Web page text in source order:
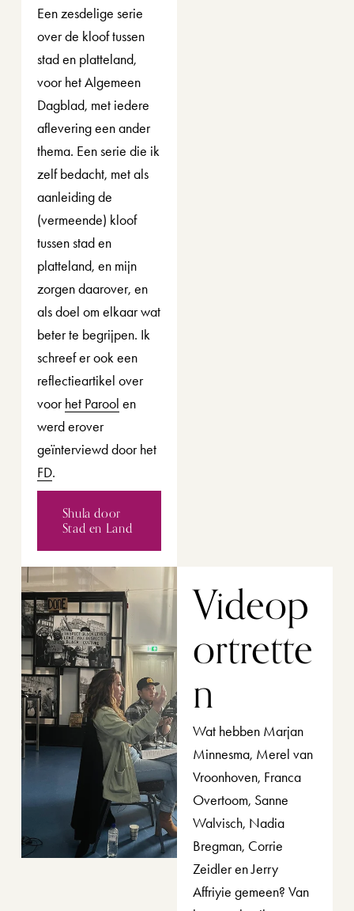
Een zesdelige serie
over de kloof tussen
stad en platteland,
voor het Algemeen
Dagblad, met iedere
aflevering een ander
thema. Een serie die ik
zelf bedacht, met als
aanleiding de
(vermeende) kloof
tussen stad en
platteland, en mijn
zorgen daarover, en
als doel om elkaar wat
beter te begrijpen. Ik
schreef er ook een
reflectieartikel over
voor het Parool en
werd erover
geïnterviewd door het
FD.
Shula door
Stad en Land
Videop
ortrette
n
Wat hebben Marjan
Minnesma, Merel van
Vroonhoven, Franca
Overtoom, Sanne
Walvisch, Nadia
Bregman, Corrie
Zeidler en Jerry
Affriyie gemeen? Van